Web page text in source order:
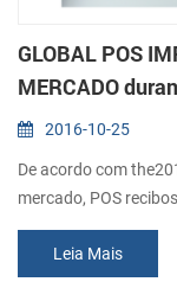
GLOBAL POS
MERCADO
2016-10-25
De acordo com
mercado, POS
uma chave driver
hotelaria em
personalizado e a
Leia Mais